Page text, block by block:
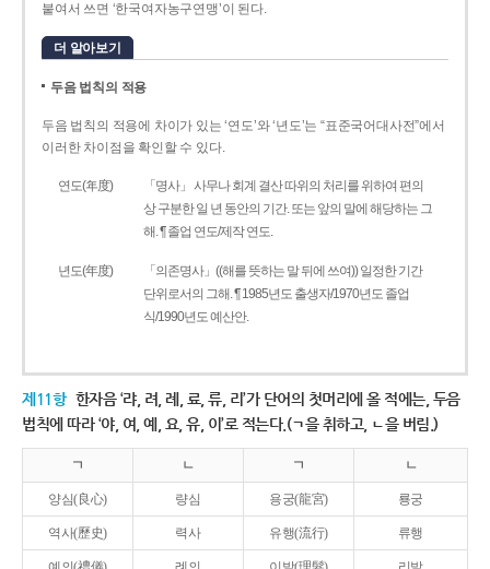
붙여서 쓰면 ‘한국여자농구연맹’이 된다.
더 알아보기
두음 법칙의 적용
두음 법칙의 적용에 차이가 있는 ‘연도’와 ‘년도’는 “표준국어대사전”에서
이러한 차이점을 확인할 수 있다.
연도(年度)
「명사」 사무나 회계 결산 따위의 처리를 위하여 편의
상 구분한 일 년 동안의 기간. 또는 앞의 말에 해당하는 그
해. ¶ 졸업 연도/제작 연도.
년도(年度)
「의존명사」((해를 뜻하는 말 뒤에 쓰여)) 일정한 기간
단위로서의 그해. ¶ 1985년도 출생자/1970년도 졸업
식/1990년도 예산안.
제11항 한자음 ‘랴, 려, 례, 료, 류, 리’가 단어의 첫머리에 올 적에는, 두음
법칙에 따라 ‘야, 여, 예, 요, 유, 이’로 적는다.(ㄱ을 취하고, ㄴ을 버림.)
ㄱ ㄴ ㄱ ㄴ
양심(良心) 량심 용궁(龍宮) 룡궁
역사(歷史) 력사 유행(流行) 류행